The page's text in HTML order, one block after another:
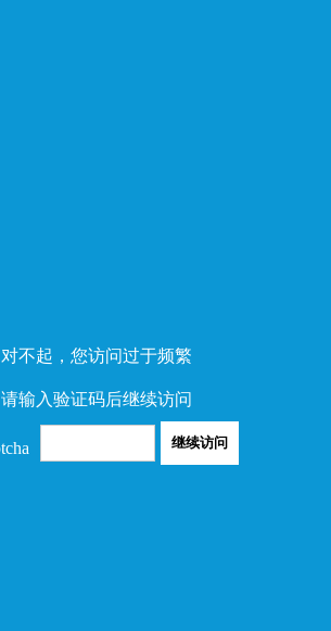
对不起，您访问过于频繁
请输入验证码后继续访问
继续访问